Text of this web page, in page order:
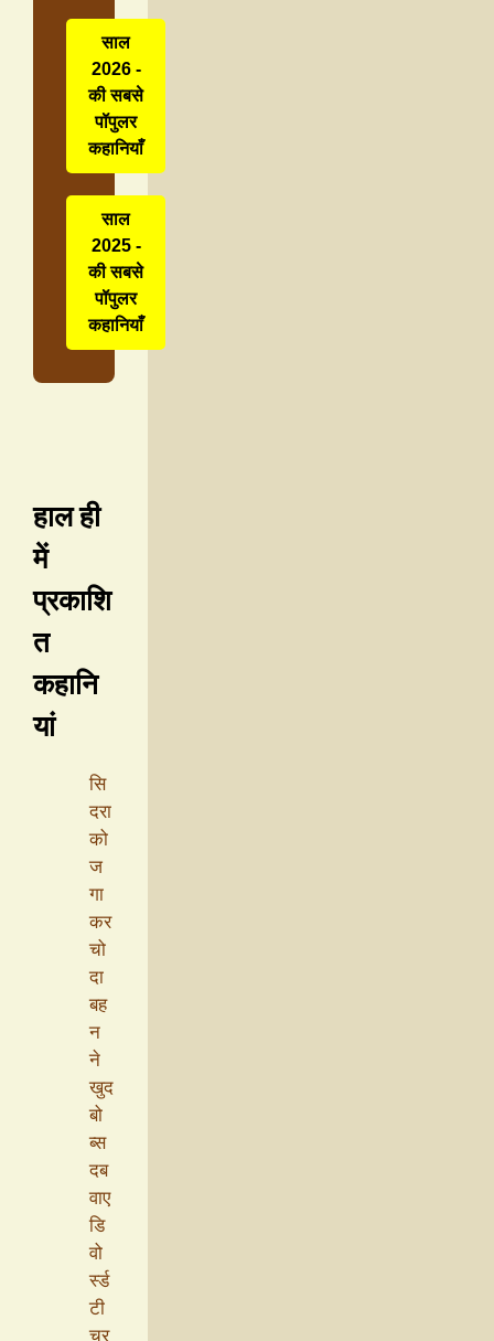
साल
2026 -
की सबसे
पॉपुलर
कहानियाँ
साल
2025 -
की सबसे
पॉपुलर
कहानियाँ
हाल ही
में
प्रकाशि
त
कहानि
यां
सि
दरा
को
ज
गा
कर
चो
दा
बह
न
ने
खुद
बो
ब्स
दब
वाए
डि
वो
र्स्ड
टी
चर